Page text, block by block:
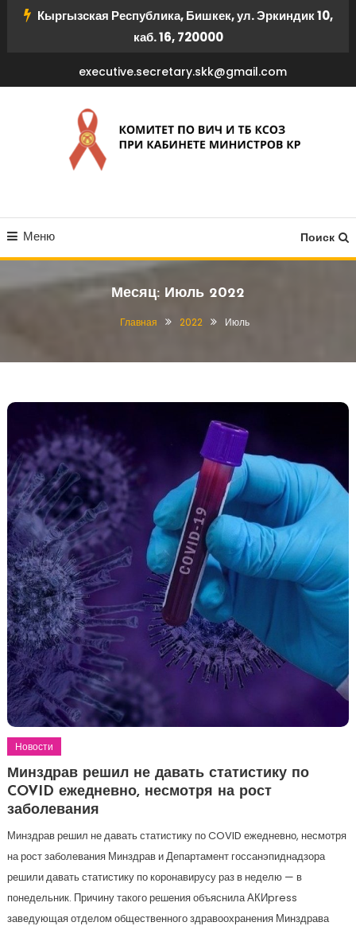
ПерейтиКыргызская Республика, Бишкек, ул. Эркиндик 10,
каб. 16, 720000
executive.secretary.skk@gmail.com
КСОЗ ПРИ КАБИНЕТЕ
МИНИСТРОВ КР
Меню Поиск
Месяц: Июль 2022
Главная 2022 Июль
Новости
Минздрав решил не давать статистику по
COVID ежедневно, несмотря на рост
заболевания
Минздрав решил не давать статистику по COVID ежедневно, несмотря
на рост заболевания Минздрав и Департамент госсанэпиднадзора
решили давать статистику по коронавирусу раз в неделю — в
понедельник. Причину такого решения объяснила АКИpress
заведующая отделом общественного здравоохранения Минздрава